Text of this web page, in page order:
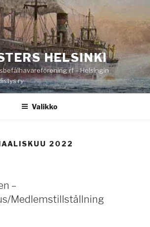
HELSINKI
rf – Helsingin
ry
Valikko
2022
–
Medlemstillställning